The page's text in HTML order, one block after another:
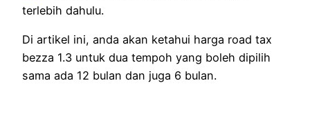
terlebih dahulu.
Di artikel ini, anda akan ketahui harga road tax
bezza 1.3 untuk dua tempoh yang boleh dipilih
sama ada 12 bulan dan juga 6 bulan.